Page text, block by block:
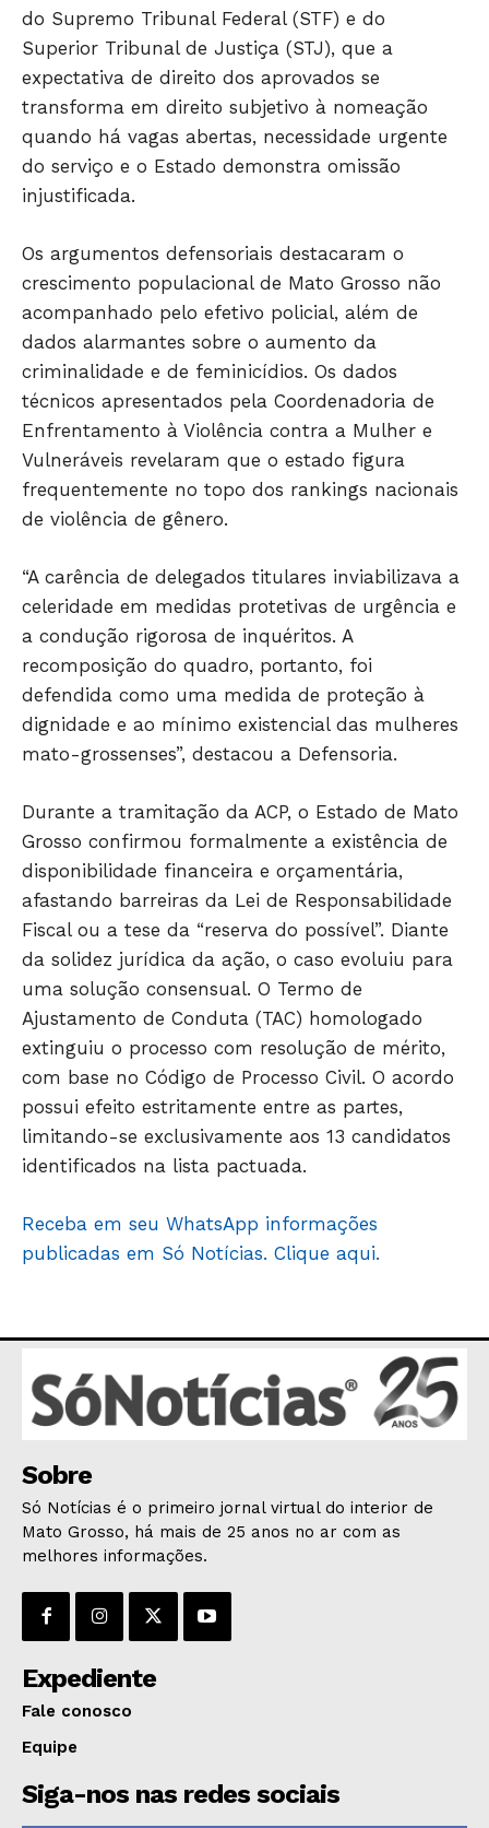
JUNTE-SE NO WHATSAPP
HOME
POLÍTICA
POLÍCIA
ESPORTES
ECONOMIA
OPINIÃO
GERAL
SAÚDE
AGRONOTÍCIAS
ÚLTIMAS NOTÍCIAS
do Supremo Tribunal Federal (STF) e do
Superior Tribunal de Justiça (STJ), que a
expectativa de direito dos aprovados se
transforma em direito subjetivo à nomeação
quando há vagas abertas, necessidade urgente
do serviço e o Estado demonstra omissão
injustificada.
Os argumentos defensoriais destacaram o
crescimento populacional de Mato Grosso não
acompanhado pelo efetivo policial, além de
dados alarmantes sobre o aumento da
criminalidade e de feminicídios. Os dados
técnicos apresentados pela Coordenadoria de
Enfrentamento à Violência contra a Mulher e
Vulneráveis revelaram que o estado figura
frequentemente no topo dos rankings nacionais
de violência de gênero.
“A carência de delegados titulares inviabilizava a
celeridade em medidas protetivas de urgência e
a condução rigorosa de inquéritos. A
recomposição do quadro, portanto, foi
defendida como uma medida de proteção à
dignidade e ao mínimo existencial das mulheres
mato-grossenses”, destacou a Defensoria.
Durante a tramitação da ACP, o Estado de Mato
Grosso confirmou formalmente a existência de
disponibilidade financeira e orçamentária,
afastando barreiras da Lei de Responsabilidade
Fiscal ou a tese da “reserva do possível”. Diante
da solidez jurídica da ação, o caso evoluiu para
uma solução consensual. O Termo de
Ajustamento de Conduta (TAC) homologado
extinguiu o processo com resolução de mérito,
com base no Código de Processo Civil. O acordo
possui efeito estritamente entre as partes,
limitando-se exclusivamente aos 13 candidatos
identificados na lista pactuada.
Receba em seu WhatsApp informações
publicadas em Só Notícias. Clique aqui.
Sobre
Só Notícias é o primeiro jornal virtual do interior de
Mato Grosso, há mais de 25 anos no ar com as
melhores informações.
Expediente
Fale conosco
Equipe
Siga-nos nas redes sociais